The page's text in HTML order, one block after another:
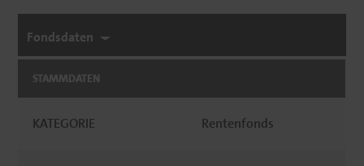
Fondsdaten
STAMMDATEN
KATEGORIE Rentenfonds